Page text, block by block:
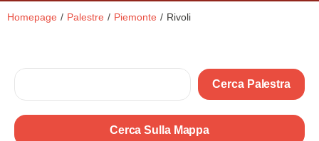
Homepage / Palestre / Piemonte / Rivoli
Cerca Palestra
Cerca Sulla Mappa